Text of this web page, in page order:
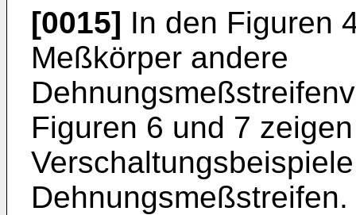
[0015] In den Figuren
Meßkörper andere
Figuren 6 und 7
Dehnungsmeßstreifen.